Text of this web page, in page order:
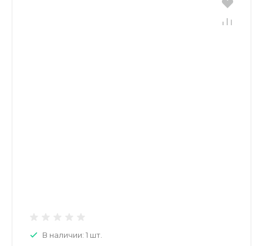
В наличии: 1 шт.